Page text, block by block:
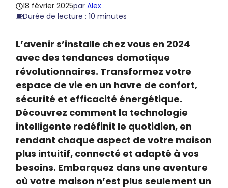
18 février 2025parAlex
Durée de lecture : 10 minutes
L’avenir s’installe chez vous en 2024
avec des tendances domotique
révolutionnaires. Transformez votre
espace de vie en un havre de confort,
sécurité et efficacité énergétique.
Découvrez comment la technologie
intelligente redéfinit le quotidien, en
rendant chaque aspect de votre maison
plus intuitif, connecté et adapté à vos
besoins. Embarquez dans une aventure
où votre maison n’est plus seulement un